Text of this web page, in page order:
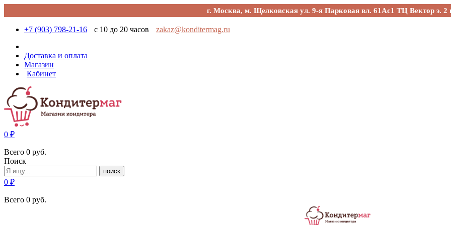
г. Москва, м. Щелковская ул. 9-я Парковая вл. 61Ас1 ТЦ Вектор э. 2
+7 (903) 798-21-16 с 10 до 20 часов zakaz@konditermag.ru
Доставка и оплата
Магазин
Кабинет
0 ₽
Всего 0 руб.
Поиск
поиск
0 ₽
Всего 0 руб.